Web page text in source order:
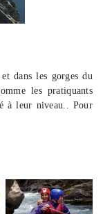
dans les gorges du
les pratiquants
à leur niveau.. Pour